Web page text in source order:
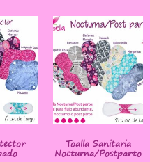
Toalla Sanitaria
Nocturna/Postparto